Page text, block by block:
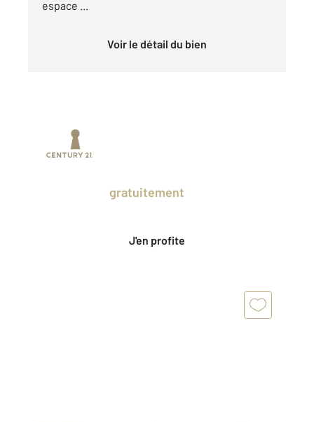
espace ...
Voir le détail du bien
gratuitement
J'en profite